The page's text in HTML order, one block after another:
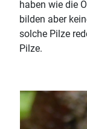
haben wie die
bilden aber
solche Pilze
Pilze.